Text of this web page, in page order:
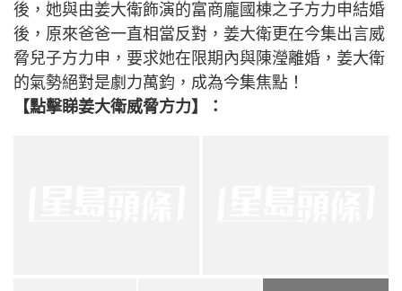
後，她與由姜大衛飾演的富商龐國棟之子方力申結婚
後，原來爸爸一直相當反對，姜大衛更在今集出言威
脅兒子方力申，要求她在限期內與陳瀅離婚，姜大衛
的氣勢絕對是劇力萬鈞，成為今集焦點！
【點擊睇姜大衛威脅方力】：